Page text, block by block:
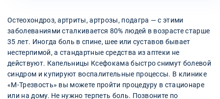
Остеохондроз, артриты, артрозы, подагра — с этими
заболеваниями сталкивается 80% людей в возрасте старше
35 лет. Иногда боль в спине, шее или суставов бывает
нестерпимой, а стандартные средства из аптеки не
действуют. Капельницы Ксефокама быстро снимут болевой
синдром и купируют воспалительные процессы. В клинике
«М-Трезвость» вы можете пройти процедуру в стационаре
или на дому. Не нужно терпеть боль. Позвоните по